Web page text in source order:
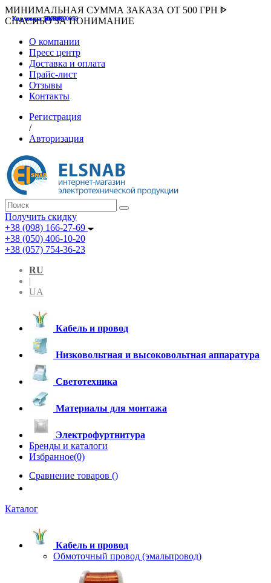
МИНИМАЛЬНАЯ СУММА ЗАКАЗА ОТ 500 ГРН ᐈ
СПАСИБО ЗА ПОНИМАНИЕ
О компании
Пресс центр
Доставка и оплата
Прайс-лист
Отзывы
Контакты
Регистрация
/
Авторизация
Получить скидку
+38 (098) 166-27-69
+38 (050) 406-10-20
+38 (057) 754-36-23
RU
|
UA
Кабель и провод
Низковольтная и высоковольтная аппаратура
Светотехника
Материалы для монтажа
Электрофуртнитура
Бренды и каталоги
Избранное(0)
Сравнение товаров ()
Каталог
Кабель и провод
Обмоточный провод (эмальпровод)
Код товара :507000
Код товара :HUK-K00058
Код товара :Т075177
Код товара :pnsv12
Код товара :HUK-K00072